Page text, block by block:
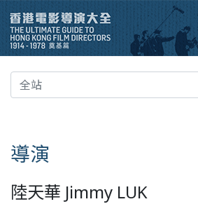
導演
陸天華 Jimmy LUK